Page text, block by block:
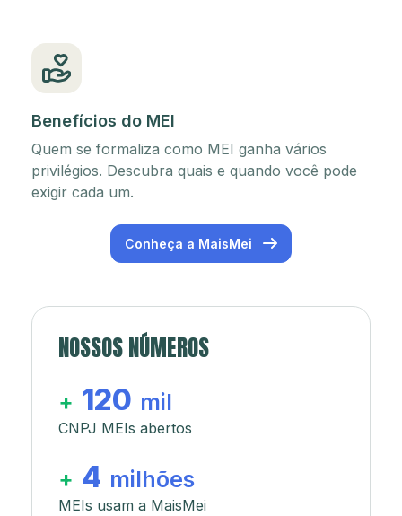
Benefícios do MEI
Quem se formaliza como MEI ganha vários
privilégios. Descubra quais e quando você pode
exigir cada um.
Conheça a MaisMei
NOSSOS NÚMEROS
+ 120 mil
CNPJ MEIs abertos
+ 4 milhões
MEIs usam a MaisMei